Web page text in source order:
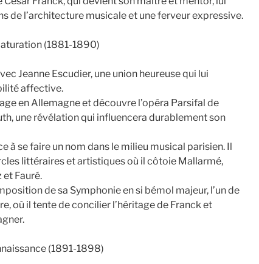
de l’architecture musicale et une ferveur expressive.
(1881-1890)
Jeanne Escudier, une union heureuse qui lui
affective.
en Allemagne et découvre l’opéra Parsifal de
une révélation qui influencera durablement son
à se faire un nom dans le milieu musical parisien. Il
littéraires et artistiques où il côtoie Mallarmé,
et Fauré.
de sa Symphonie en si bémol majeur, l’un de
où il tente de concilier l’héritage de Franck et
(1891-1898)